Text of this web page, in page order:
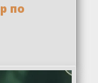
по